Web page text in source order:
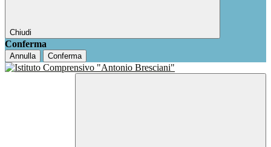
Chiudi
Conferma
Annulla Conferma